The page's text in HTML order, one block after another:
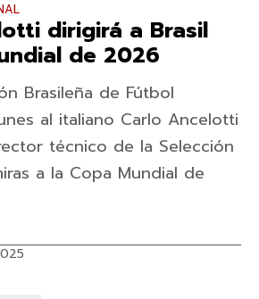
dirigirá a Brasil
de 2026
Brasileña de Fútbol
al italiano Carlo Ancelotti
técnico de la Selección
a la Copa Mundial de